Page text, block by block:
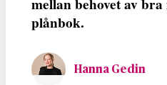
mellan behovet av
plånbok.
Hanna Gedin